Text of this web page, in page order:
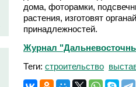
дома, фоторамки,
растения, изготовят
принадлежностей.
Журнал
Теги: строительство